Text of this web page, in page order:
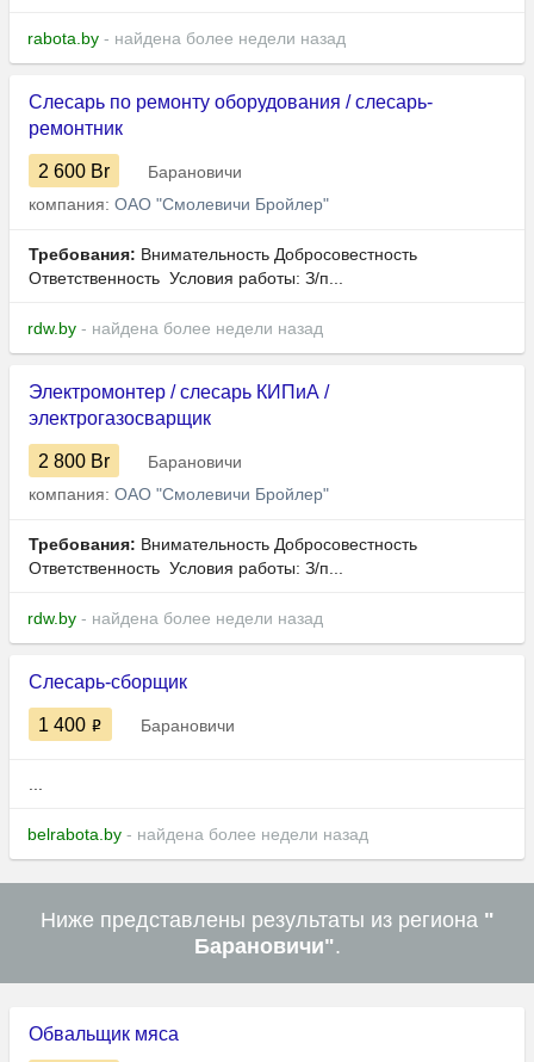
rabota.by - найдена более недели назад
Слесарь по ремонту оборудования / слесарь-
ремонтник
2 600 Br
Барановичи
компания: ОАО "Смолевичи Бройлер"
Требования: Внимательность Добросовестность
Ответственность Условия работы: З/п...
rdw.by - найдена более недели назад
Электромонтер / слесарь КИПиА /
электрогазосварщик
2 800 Br
Барановичи
компания: ОАО "Смолевичи Бройлер"
Требования: Внимательность Добросовестность
Ответственность Условия работы: З/п...
rdw.by - найдена более недели назад
Слесарь-сборщик
1 400 Барановичи
...
belrabota.by - найдена более недели назад
Ниже представлены результаты из региона "
Барановичи".
Обвальщик мяса